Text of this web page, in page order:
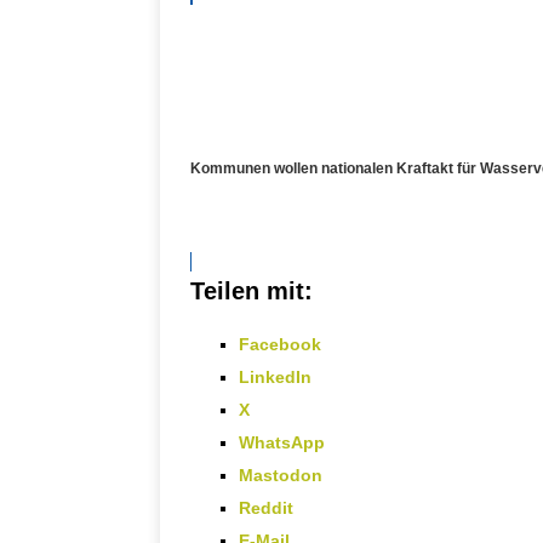
Kommunen wollen nationalen Kraftakt für
Teilen mit:
Facebook
LinkedIn
X
WhatsApp
Mastodon
Reddit